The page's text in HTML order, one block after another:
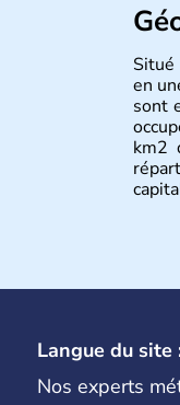
Situé
en
sont
km2
Langue du site
Nos experts